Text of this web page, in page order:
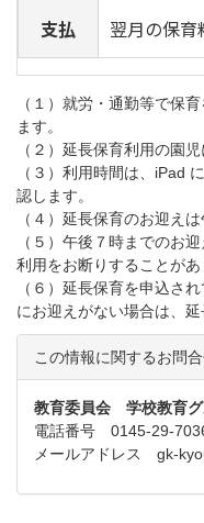
支払 翌月の保
（１）就労・通勤等で保
ます。
（２）延長保育利用の園
（３）利用時間は、iPad
認します。
（４）延長保育のお迎え
（５）午後７時までのお
利用をお断りすることがあ
（６）延長保育を申込さ
にお迎えがない場合は、延
この情報に関するお問
教育委員会 学校教育
電話番号 0145-29-
メールアドレス gk-